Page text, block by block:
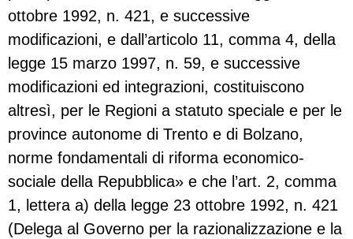
ottobre 1992, n. 421, e successive
modificazioni, e dall’articolo 11, comma 4, della
legge 15 marzo 1997, n. 59, e successive
modificazioni ed integrazioni, costituiscono
altresì, per le Regioni a statuto speciale e per le
province autonome di Trento e di Bolzano,
norme fondamentali di riforma economico-
sociale della Repubblica» e che l’art. 2, comma
1, lettera a) della legge 23 ottobre 1992, n. 421
(Delega al Governo per la razionalizzazione e la